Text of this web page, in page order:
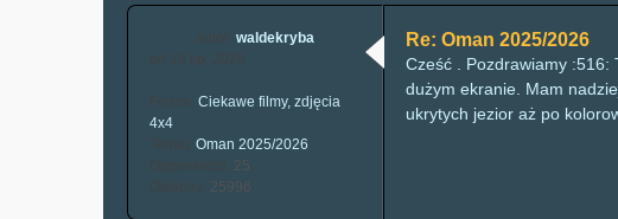
waldekryba
Ciekawe filmy, zdjęcia
4x4
Oman 2025/2026
25
25996
Re: Oman 2025/2026
Cześć . Pozdrawiamy :516:
dużym ekranie. Mam
ukrytych jezior aż po